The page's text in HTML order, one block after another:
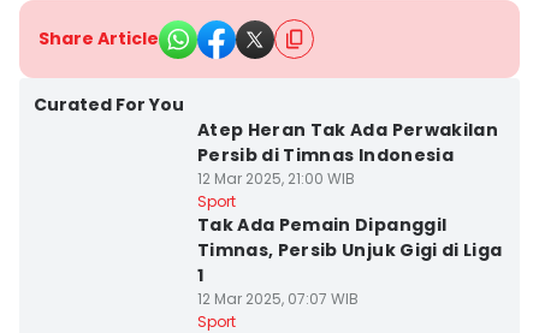
Share Article
Curated For You
Atep Heran Tak Ada Perwakilan
Persib di Timnas Indonesia
12 Mar 2025, 21:00 WIB
Sport
Tak Ada Pemain Dipanggil
Timnas, Persib Unjuk Gigi di Liga
1
12 Mar 2025, 07:07 WIB
Sport